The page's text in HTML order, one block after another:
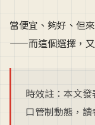
當便宜、夠好、但
——而這個選擇，又
時效註：本文
口管制動態，